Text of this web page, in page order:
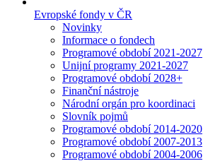
Evropské fondy v ČR
Novinky
Informace o fondech
Programové období 2021-2027
Unijní programy 2021-2027
Programové období 2028+
Finanční nástroje
Národní orgán pro koordinaci
Slovník pojmů
Programové období 2014-2020
Programové období 2007-2013
Programové období 2004-2006